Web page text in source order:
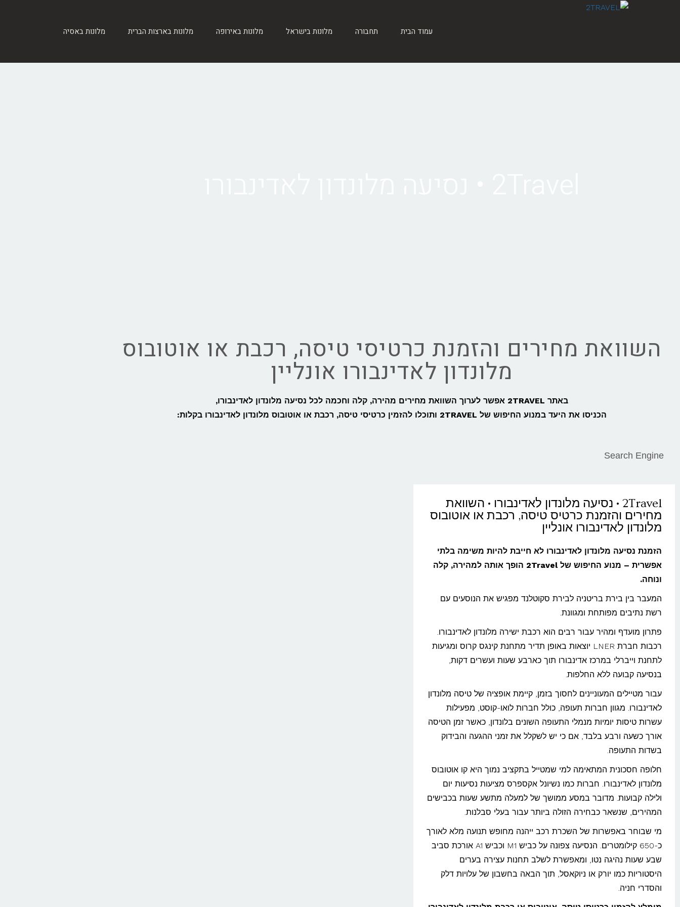
עמוד הבית תחבורה מלונות בישראל מלונות באירופה מלונות בארצות הברית מלונות באסיה
השוואת מחירים והזמנת כרטיסי טיסה, רכבת או אוטובוס
מלונדון לאדינבורו אונליין
באתר 2TRAVEL אפשר לערוך השוואת מחירים מהירה, קלה וחכמה לכל נסיעה מלונדון לאדינבורו,
הכניסו את היעד במנוע החיפוש של 2TRAVEL ותוכלו להזמין כרטיסי טיסה, רכבת או אוטובוס מלונדון לאדינבורו בקלות:
Search Engine
2Travel • נסיעה מלונדון לאדינבורו • השוואת
מחירים והזמנת כרטיס טיסה, רכבת או אוטובוס
מלונדון לאדינבורו אונליין
הזמנת נסיעה מלונדון לאדינבורו לא חייבת להיות משימה בלתי
אפשרית – מנוע החיפוש של 2Travel הופך אותה למהירה, קלה
ונוחה.
המעבר בין בירת בריטניה לבירת סקוטלנד מפגיש את הנוסעים עם
רשת נתיבים מפותחת ומגוונת.
פתרון מועדף ומהיר עבור רבים הוא רכבת ישירה מלונדון לאדינבורו.
רכבות חברת LNER יוצאות באופן תדיר מתחנת קינגס קרוס ומגיעות
לתחנת וייברלי במרכז אדינבורו תוך כארבע שעות ועשרים דקות,
בנסיעה קבועה ללא החלפות.
עבור מטיילים המעוניינים לחסוך בזמן, קיימת אופציה של טיסה מלונדון
לאדינבורו. מגוון חברות תעופה, כולל חברות לואו-קוסט, מפעילות
עשרות טיסות יומיות מנמלי התעופה השונים בלונדון, כאשר זמן הטיסה
אורך כשעה ורבע בלבד, אם כי יש לשקלל את זמני ההגעה והבידוק
בשדות התעופה.
חלופה חסכונית המתאימה למי שמטייל בתקציב נמוך היא קו אוטובוס
מלונדון לאדינבורו. חברות כמו נשיונל אקספרס מציעות נסיעות יום
ולילה קבועות. מדובר במסע ממושך של למעלה מתשע שעות בכבישים
המהירים, שנשאר כבחירה הזולה ביותר עבור בעלי סבלנות.
מי שבוחר באפשרות של השכרת רכב ייהנה מחופש תנועה מלא לאורך
כ-650 קילומטרים. הנסיעה צפונה על כביש M1 וכביש A1 אורכת סביב
שבע שעות נהיגה נטו, ומאפשרת לשלב תחנות עצירה בערים
היסטוריות כמו יורק או ניוקאסל, תוך הבאה בחשבון של עלויות דלק
והסדרי חניה.